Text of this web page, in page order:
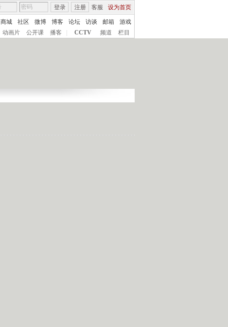
客服 设为首页
登录 注册
商城 社区 微博 博客 论坛 访谈 邮箱
游戏
动画片 公开课 播客 CCTV 频道 栏目